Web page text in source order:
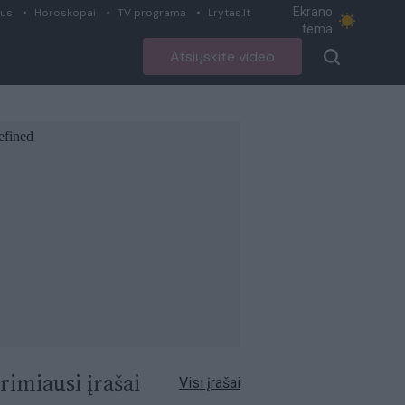
Horoskopai TV programa Lrytas.lt
Ekrano
tema
Atsiųskite video
įrašai Visi įrašai